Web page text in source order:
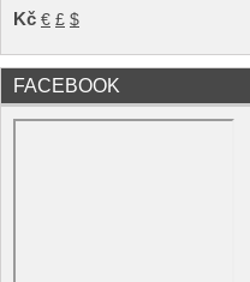
Kč € £ $
FACEBOOK